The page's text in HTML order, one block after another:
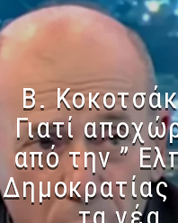
Β.
Γιατί
από την ”
Δημοκρατίας